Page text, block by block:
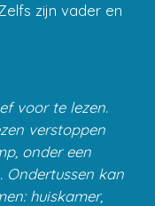
zijn vader en
voor te lezen.
verstoppen
onder een
Ondertussen kan
huiskamer,